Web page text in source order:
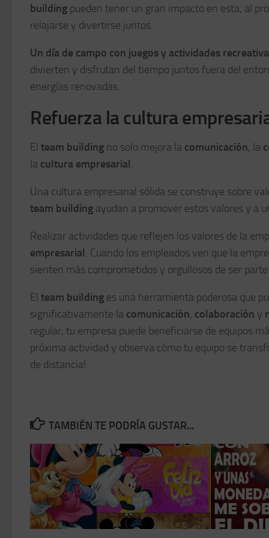
building pueden tener un gran impacto en esta, al
relajarse y divertirse juntos.
Un día de campo con juegos y actividades
divierten y disfrutan del tiempo juntos fuera del
energías renovadas.
Refuerza la cultura
El team building no solo mejora la comunicación, la
la cultura empresarial.
Una cultura empresarial sólida se construye sobre
team building ayudan a promover estos valores y a
Realizar actividades que reflejen los valores de la
empresarial. Cuando los empleados ven que la
sienten más comprometidos y orgullosos de ser
El team building es una herramienta poderosa que
significativamente la comunicación, colaboración y
regular, tu empresa puede beneficiarse de equipos
próxima actividad y observa cómo tu equipo se
de distancia!
TAMBIÉN TE PODRÍA GUSTAR...